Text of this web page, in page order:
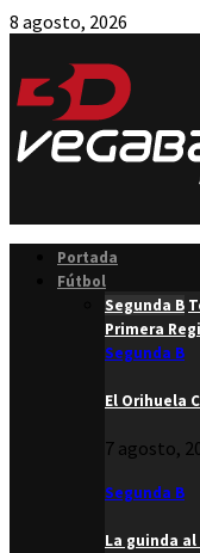
8 agosto, 2026
Portada
Fútbol
Segunda B
Primera
Segunda B
El Orihuela
7 agosto,
Segunda B
La guinda